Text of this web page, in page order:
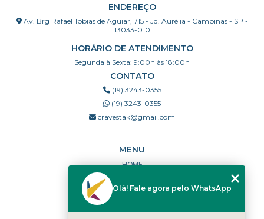
ENDEREÇO
Av. Brg Rafael Tobias de Aguiar, 715 - Jd. Aurélia - Campinas - SP -
13033-010
HORÁRIO DE ATENDIMENTO
Segunda à Sexta: 9:00h às 18:00h
CONTATO
(19) 3243-0355
(19) 3243-0355
cravestak@gmail.com
MENU
HOME
PORTFÓLIO
DÚVIDAS FREQUENTES
Olá! Fale agora pelo WhatsApp